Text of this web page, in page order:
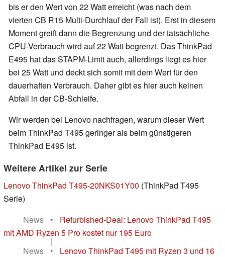
bis er den Wert von 22 Watt erreicht (was nach dem
vierten CB R15 Multi-Durchlauf der Fall ist). Erst in diesem
Moment greift dann die Begrenzung und der tatsächliche
CPU-Verbrauch wird auf 22 Watt begrenzt. Das ThinkPad
E495 hat das STAPM-Limit auch, allerdings liegt es hier
bei 25 Watt und deckt sich somit mit dem Wert für den
dauerhaften Verbrauch. Daher gibt es hier auch keinen
Abfall in der CB-Schleife.
Wir werden bei Lenovo nachfragen, warum dieser Wert
beim ThinkPad T495 geringer als beim günstigeren
ThinkPad E495 ist.
Weitere Artikel zur Serie
Lenovo ThinkPad T495-20NKS01Y00 (ThinkPad T495
Serie)
News
•
Refurbished-Deal: Lenovo ThinkPad T495
mit AMD Ryzen 5 Pro kostet nur 195 Euro
|
News
•
Lenovo ThinkPad T495 mit Ryzen 3 und 16